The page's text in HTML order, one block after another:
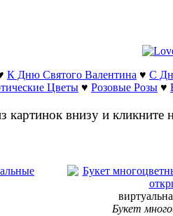
К Дню Святого Валентина ♥ С
Цветы ♥ Розовые Розы ♥
внизу и кликните
Букет